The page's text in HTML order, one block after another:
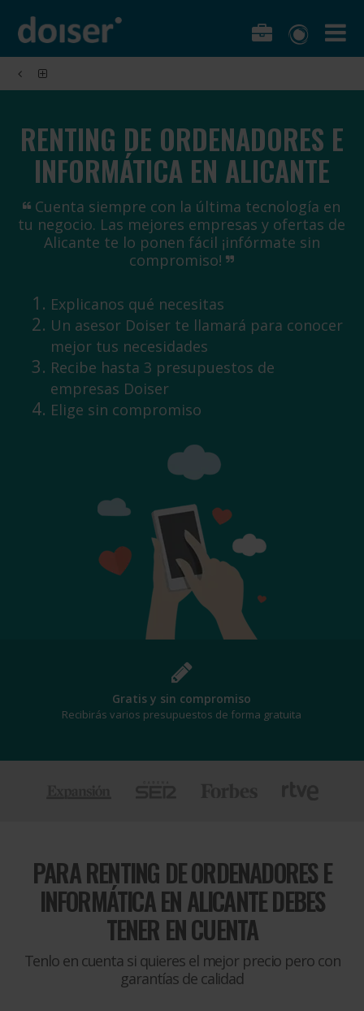
RENTING DE ORDENADORES E
INFORMÁTICA EN ALICANTE
Cuenta siempre con la última tecnología en
tu negocio. Las mejores empresas y ofertas de
Alicante te lo ponen fácil ¡infórmate sin
compromiso!
Explicanos qué necesitas
Un asesor Doiser te llamará para conocer
mejor tus necesidades
Recibe hasta 3 presupuestos de
empresas Doiser
Elige sin compromiso
¡Al mejor precio!
Te beneficiarás de los mejores descuentos
PARARENTING DE ORDENADORES E
INFORMÁTICA EN ALICANTE DEBES
TENER EN CUENTA
Tenlo en cuenta si quieres el mejor precio pero con
garantías de calidad